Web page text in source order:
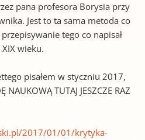
pana profesora Borysia przy
Jest to ta sama metoda co
tego co napisał
wieku.
pisałem w styczniu 2017,
TUTAJ JESZCZE RAZ
2017/01/01/krytyka-